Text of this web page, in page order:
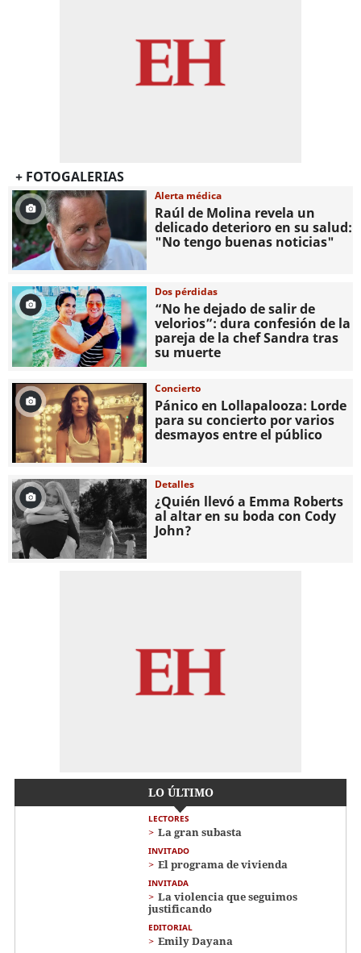
+ FOTOGALERIAS
Alerta médica
Raúl de Molina revela un
delicado deterioro en su salud:
"No tengo buenas noticias"
Dos pérdidas
“No he dejado de salir de
velorios”: dura confesión de la
pareja de la chef Sandra tras
su muerte
Concierto
Pánico en Lollapalooza: Lorde
para su concierto por varios
desmayos entre el público
Detalles
¿Quién llevó a Emma Roberts
al altar en su boda con Cody
John?
LO ÚLTIMO
LECTORES
La gran subasta
INVITADO
El programa de vivienda
INVITADA
La violencia que seguimos
justificando
EDITORIAL
Emily Dayana